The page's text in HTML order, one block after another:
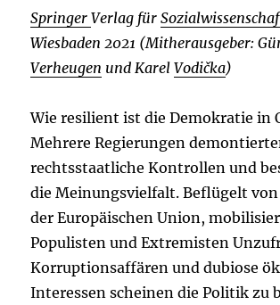
SpringerVerlag für
Wiesbaden 2021 (Mitherausgeber:
Verheugen und KarelVodička)
Wie resilient ist die Demokratie in
Mehrere Regierungen
rechtsstaatliche Kontrollen und
die Meinungsvielfalt. Beflügelt
der Europäischen Union,
Populisten und Extremisten
Korruptionsaffären und dubiose
Interessen scheinen die Politik zu